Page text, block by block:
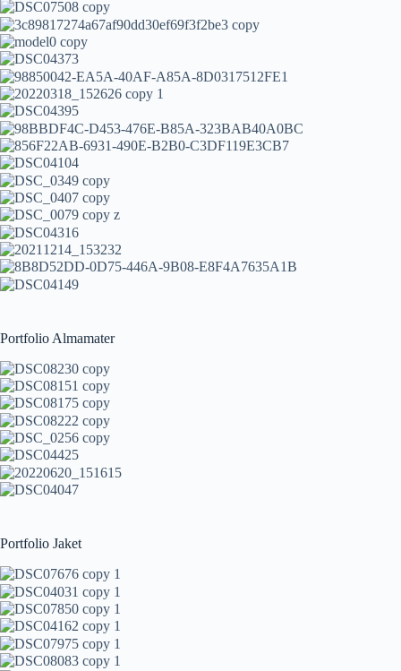
Portfolio Almamater
Portfolio Jaket